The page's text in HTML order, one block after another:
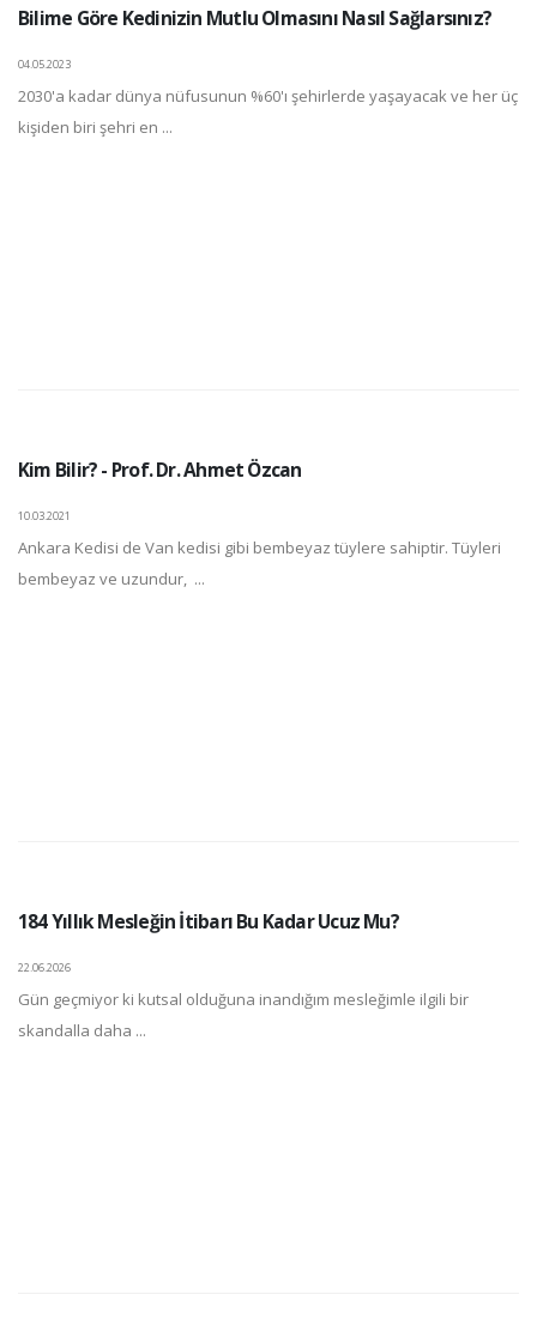
Bilime Göre Kedinizin Mutlu Olmasını Nasıl Sağlarsınız?
04.05.2023
2030'a kadar dünya nüfusunun %60'ı şehirlerde yaşayacak ve her üç
kişiden biri şehri en ...
Kim Bilir? - Prof. Dr. Ahmet Özcan
10.03.2021
Ankara Kedisi de Van kedisi gibi bembeyaz tüylere sahiptir. Tüyleri
bembeyaz ve uzundur, ...
184 Yıllık Mesleğin İtibarı Bu Kadar Ucuz Mu?
22.06.2026
Gün geçmiyor ki kutsal olduğuna inandığım mesleğimle ilgili bir
skandalla daha ...